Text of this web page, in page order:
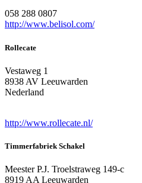
058 288 0807
http://www.belisol.com/
Rollecate
Vestaweg 1
8938 AV Leeuwarden
Nederland
http://www.rollecate.nl/
Timmerfabriek Schakel
Meester P.J. Troelstraweg 149-c
8919 AA Leeuwarden